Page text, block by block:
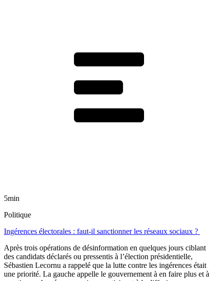
5min
Politique
Ingérences électorales : faut-il sanctionner les réseaux sociaux ?
Après trois opérations de désinformation en quelques jours ciblant
des candidats déclarés ou pressentis à l’élection présidentielle,
Sébastien Lecornu a rappelé que la lutte contre les ingérences était
une priorité. La gauche appelle le gouvernement à en faire plus et à